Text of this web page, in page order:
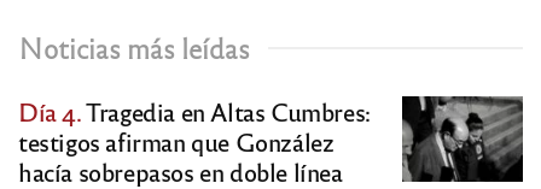
Noticias más leídas
Día 4.Tragedia en Altas Cumbres:
testigos afirman que González
hacía sobrepasos en doble línea